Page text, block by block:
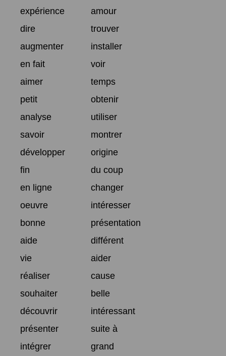
expérience
amour
dire
trouver
augmenter
installer
en fait
voir
aimer
temps
petit
obtenir
analyse
utiliser
savoir
montrer
développer
origine
fin
du coup
en ligne
changer
oeuvre
intéresser
bonne
présentation
aide
différent
vie
aider
réaliser
cause
souhaiter
belle
découvrir
intéressant
présenter
suite à
intégrer
grand